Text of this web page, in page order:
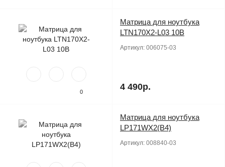
0
Матрица для ноутбука
LTN170X2-L03 10B
Артикул: 006075-03
4 490р.
Матрица для ноутбука
LP171WX2(B4)
Артикул: 008840-03